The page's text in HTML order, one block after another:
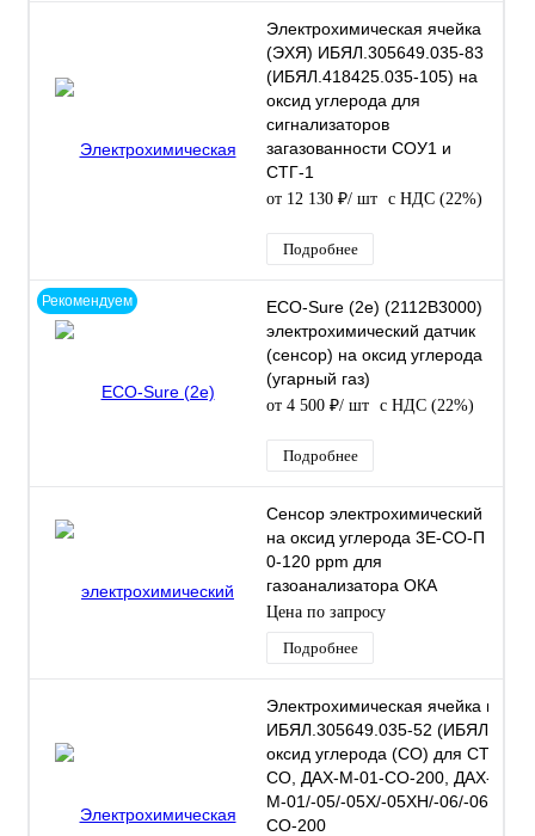
Электрохимическая ячейка
(ЭХЯ) ИБЯЛ.305649.035-83
(ИБЯЛ.418425.035-105) на
оксид углерода для
сигнализаторов
загазованности СОУ1 и
СТГ-1
от 12 130 ₽/ шт с НДС (22%)
Подробнее
Рекомендуем
ECO-Sure (2e) (2112B3000)
электрохимический датчик
(сенсор) на оксид углерода
(угарный газ)
от 4 500 ₽/ шт с НДС (22%)
Подробнее
Сенсор электрохимический
на оксид углерода 3Е-СО-П
0-120 ppm для
газоанализатора ОКА
Цена по запросу
Подробнее
Электрохимическая ячейка в
ИБЯЛ.305649.035-52
оксид углерода (CO) для СТГ-3-
CO, ДАХ-М-01-СО-200, ДАХ-
М-01/-05/-05Х/-05ХН/-06/-06ТР/-
СО-200